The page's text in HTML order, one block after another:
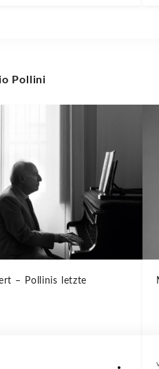
Pollini
– Pollinis letzte